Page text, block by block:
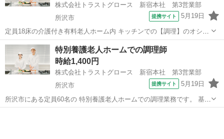
株式会社トラストグロース 新宿本社 第3営業部
所沢市
提携サイト 5月19日
定員18床の介護付き有料老人ホーム内 キッチンでの【調理】のオシゴ
トです♪ 18食程度を1名体制で準備します。 食材を調理→盛り付け→
使用済み食器類の 洗浄などをお願いします。 □制服なし □昼食持参 ※
お仕事No.1...
埼玉 所沢市 キッチン
特別養護老人ホームでの調理師
時給1,400円
株式会社トラストグロース 新宿本社 第3営業部
所沢市
提携サイト 5月19日
所沢市にある定員60名の 特別養護老人ホームでの調理業務です。 基本
的な調理・洗浄・きざみ・ 盛り付けなどをお願いします。 ＊内履き・